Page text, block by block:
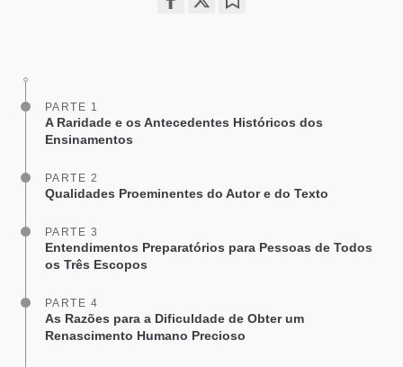
PARTE 1
A Raridade e os Antecedentes Históricos dos
Ensinamentos
PARTE 2
Qualidades Proeminentes do Autor e do Texto
PARTE 3
Entendimentos Preparatórios para Pessoas de Todos
os Três Escopos
PARTE 4
As Razões para a Dificuldade de Obter um
Renascimento Humano Precioso